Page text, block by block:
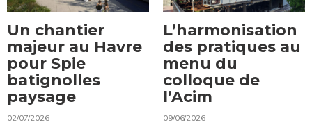
Un chantier
majeur au Havre
pour Spie
batignolles
paysage
02/07/2026
L’harmonisation
des pratiques au
menu du
colloque de
l’Acim
09/06/2026